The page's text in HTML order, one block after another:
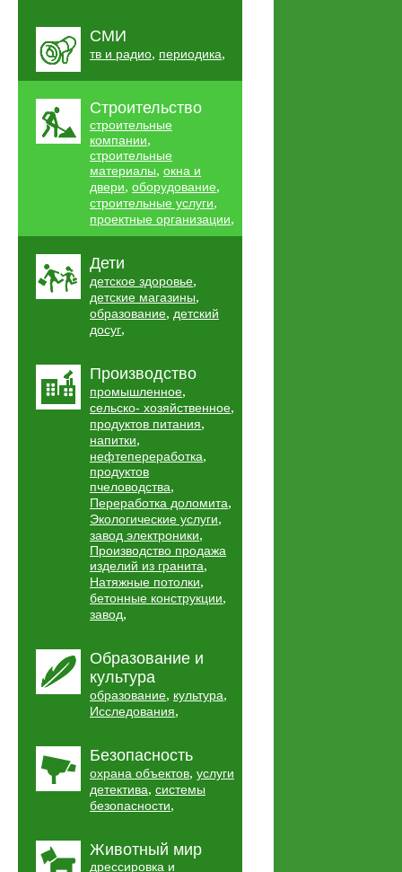
СМИ
тв и радио, периодика,
Строительство
строительные
компании,
строительные
материалы, окна и
двери, оборудование,
строительные услуги,
проектные организации,
Дети
детское здоровье,
детские магазины,
образование, детский
досуг,
Производство
промышленное,
сельско- хозяйственное,
продуктов питания,
напитки,
нефтепереработка,
продуктов
пчеловодства,
Переработка доломита,
Экологические услуги,
завод электроники,
Производство продажа
изделий из гранита,
Натяжные потолки,
бетонные конструкции,
завод,
Образование и
культура
образование, культура,
Исследования,
Безопасность
охрана объектов, услуги
детектива, системы
безопасности,
Животный мир
дрессировка и